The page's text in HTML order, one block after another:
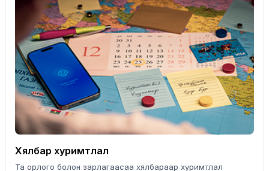
Хялбар хуримтлал
Та орлого болон зарлагаасаа хялбараар хуримтлал